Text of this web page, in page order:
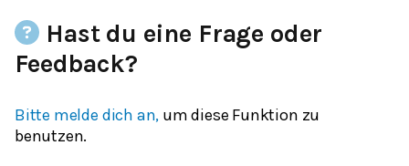
Hast du eine Frage oder
Feedback?
Bitte melde dich an, um diese Funktion zu
benutzen.